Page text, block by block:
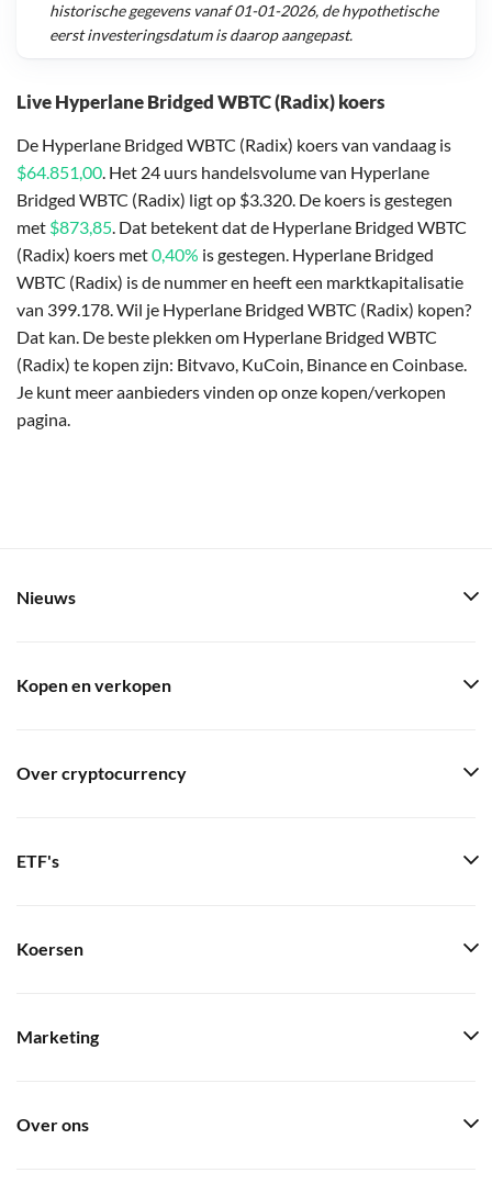
Live Hyperlane Bridged WBTC (Radix) koers
De Hyperlane Bridged WBTC (Radix) koers van vandaag is
$64.851,00. Het 24 uurs handelsvolume van Hyperlane
Bridged WBTC (Radix) ligt op $3.320. De koers is gestegen
met $873,85. Dat betekent dat de Hyperlane Bridged WBTC
(Radix) koers met0,40% is gestegen. Hyperlane Bridged
WBTC (Radix) is de nummer en heeft een marktkapitalisatie
van 399.178. Wil je Hyperlane Bridged WBTC (Radix) kopen?
Dat kan. De beste plekken om Hyperlane Bridged WBTC
(Radix) te kopen zijn: Bitvavo, KuCoin, Binance en Coinbase.
Je kunt meer aanbieders vinden op onze kopen/verkopen
pagina.
historische gegevens vanaf01-01-2026, de hypothetische
eerst investeringsdatum is daarop aangepast.
Nieuws
Kopen en verkopen
Over cryptocurrency
ETF's
Koersen
Marketing
Over ons